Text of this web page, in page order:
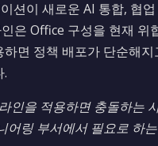
션이 새로운 AI 통합, 협
은 Office 구성을 현재
면 정책 배포가 단순해
.
인을 적용하면 충돌하는
어링 부서에서 필요로 하